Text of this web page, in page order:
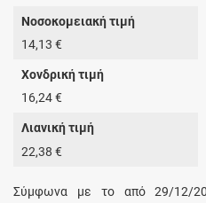
Νοσοκομειακή τιμή
14,13 €
Χονδρική τιμή
16,24 €
Λιανική τιμή
22,38 €
Σύμφωνα με το από 29/12/